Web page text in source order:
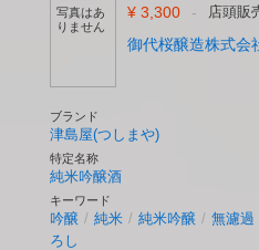
写真はあ
りません
¥ 3,300 - 店頭販
御代桜醸造株式会
ブランド
津島屋(つしまや)
特定名称
純米吟醸酒
キーワード
吟醸 / 純米 / 純米吟醸 / 無濾過
ろし